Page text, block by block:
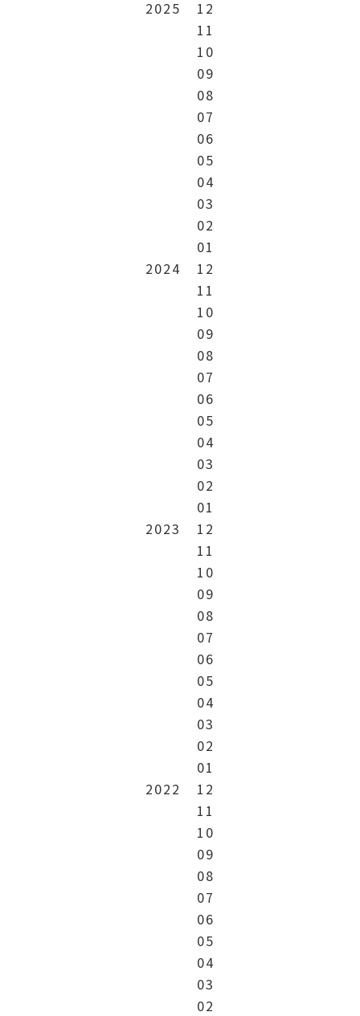
2025
12
11
10
09
08
07
06
05
04
03
02
01
2024
12
11
10
09
08
07
06
05
04
03
02
01
2023
12
11
10
09
08
07
06
05
04
03
02
01
2022
12
11
10
09
08
07
06
05
04
03
02